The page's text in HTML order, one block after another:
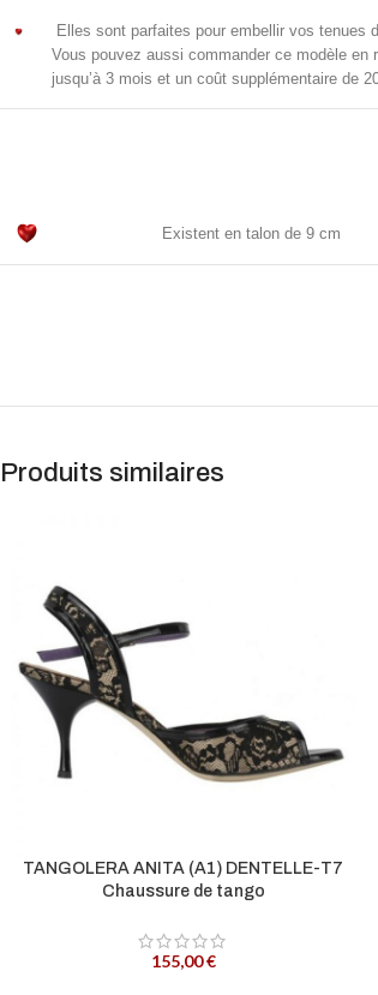
Elles sont parfaites pour embellir vos tenues
Vous pouvez aussi commander ce modèle
jusqu’à 3 mois et un coût supplémentaire de
Existent en talon de 9 cm
Produits similaires
TANGOLERA ANITA (A1) DENTELLE-T7
Chaussure de tango
155,00€